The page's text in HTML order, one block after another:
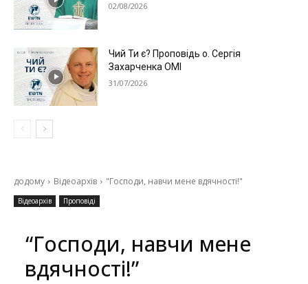
02/08/2026
Чий Ти є? Проповідь о. Сергія
Захарченка ОМІ
31/07/2026